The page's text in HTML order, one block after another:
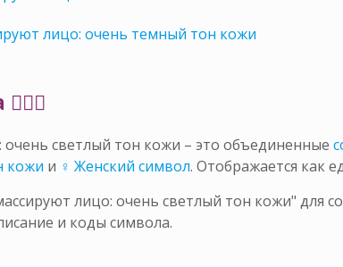
лицо: очень темный тон кожи
светлый тон кожи – это объединенные
кожи и ♀ Женский символ. Отображается как
лицо: очень светлый тон кожи" для
и коды символа.